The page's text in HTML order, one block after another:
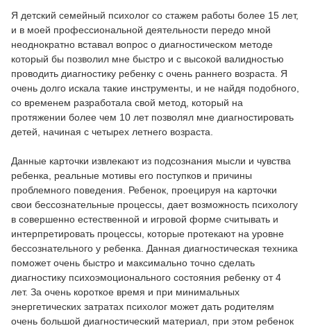
Я детский семейный психолог со стажем работы более 15 лет,
и в моей профессиональной деятельности передо мной
неоднократно вставал вопрос о диагностическом методе
который бы позволил мне быстро и с высокой валидностью
проводить диагностику ребенку с очень раннего возраста. Я
очень долго искала такие инструменты, и не найдя подобного,
со временем разработала свой метод, который на
протяжении более чем 10 лет позволял мне диагностировать
детей, начиная с четырех летнего возраста.
Данные карточки извлекают из подсознания мысли и чувства
ребенка, реальные мотивы его поступков и причины
проблемного поведения. Ребенок, проецируя на карточки
свои бессознательные процессы, дает возможность психологу
в совершенно естественной и игровой форме считывать и
интерпретировать процессы, которые протекают на уровне
бессознательного у ребенка. Данная диагностическая техника
поможет очень быстро и максимально точно сделать
диагностику психоэмоционального состояния ребенку от 4
лет. За очень короткое время и при минимальных
энергетических затратах психолог может дать родителям
очень большой диагностический материал, при этом ребенок